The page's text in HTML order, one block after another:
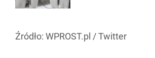
Źródło: WPROST.pl /Twitter